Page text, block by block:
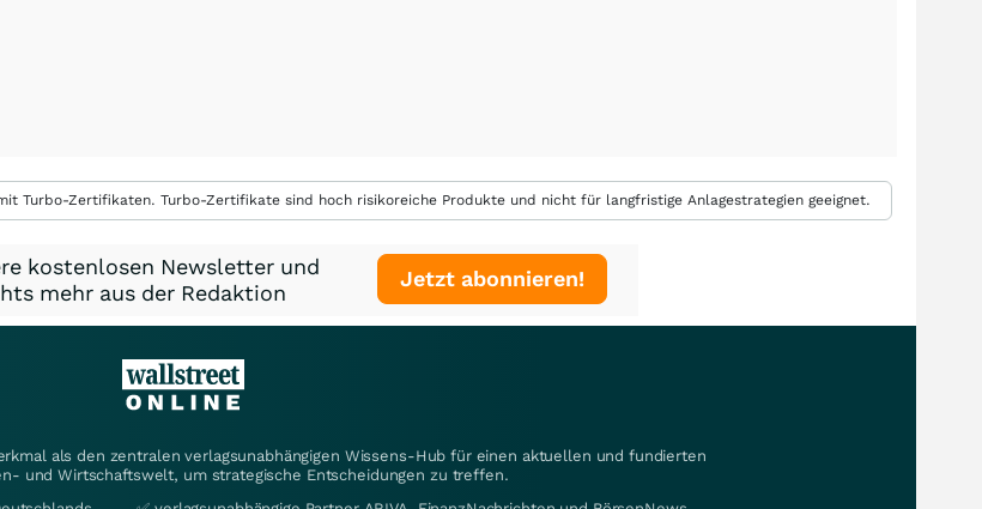
Turbo-Zertifikaten. Turbo-Zertifikate sind hoch risikoreiche Produkte und nicht für langfristige Anlagestrategien geeignet.
kostenlosen Newsletter und
mehr aus der Redaktion
Jetzt abonnieren!
als den zentralen verlagsunabhängigen Wissens-Hub für einen aktuellen und fundierten
und Wirtschaftswelt, um strategische Entscheidungen zu treffen.